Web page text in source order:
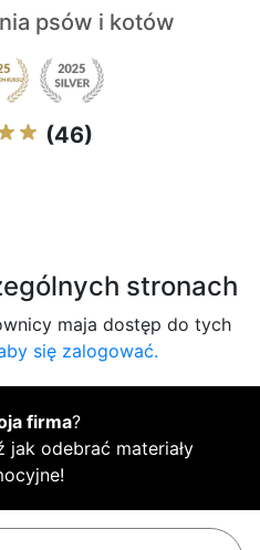
psów i kotów
(46)
stronach
maja dostęp do tych
się zalogować.
firma?
jak odebrać materiały